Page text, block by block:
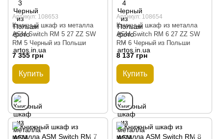
Артикул: 108653
Книжный шкаф из металла
ASM Switch RM 5 27 ZZ SW
RM 5 Черный из Польши
7 355 грн
Купить
Артикул: 108654
Книжный шкаф из металла
ASM Switch RM 6 27 ZZ SW
RM 6 Черный из Польши
8 137 грн
Купить